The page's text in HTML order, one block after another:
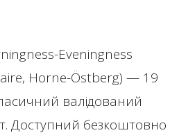
Eveningness
Horne-Östberg) — 19
валідований
Доступний безкоштовно